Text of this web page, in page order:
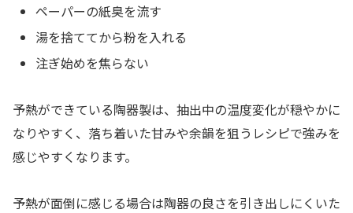
ペーパーの紙臭を流す
湯を捨ててから粉を入れる
注ぎ始めを焦らない
予熱ができている陶器製は、抽出中の温度変化が穏やかに
なりやすく、落ち着いた甘みや余韻を狙うレシピで強みを
感じやすくなります。
予熱が面倒に感じる場合は陶器の良さを引き出しにくいた